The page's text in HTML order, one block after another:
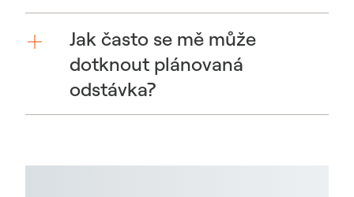
Jak často se mě může
dotknout plánovaná
odstávka?